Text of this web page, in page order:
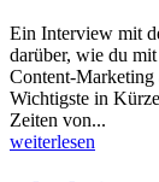
Ein Interview mit
darüber, wie du
Content-
Wichtigste in
Zeiten von...
weiterlesen